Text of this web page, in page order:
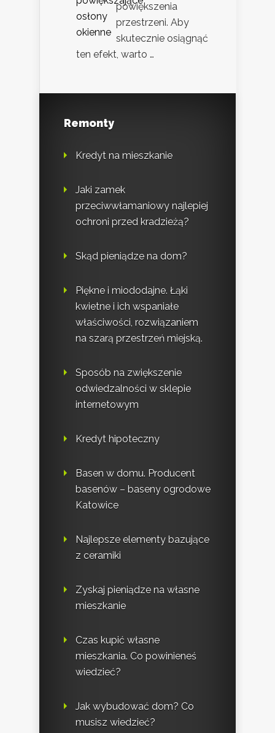
powiększenia
przestrzeni. Aby
skutecznie osiągnąć
ten efekt, warto …
Remonty
Kredyt na mieszkanie
Jaki zamek
przeciwwłamaniowy najlepiej
ochroni przed kradzieżą?
Skąd pieniądze na dom?
Piękne i miododajne. Łąki
kwietne i ich wspaniałe
właściwości, rozwiązaniem
na szarą przestrzeń miejską.
Sposób na zwiększenie
odwiedzalności w sklepie
internetowym
Kredyt hipoteczny
Basen w domu. Producent
basenów – baseny ogrodowe
Katowice
Najlepsze elementy bazujące
z ceramiki
Zyskaj pieniądze na własne
mieszkanie
Czas kupić własne
mieszkania. Co powinieneś
wiedzieć?
Jak wybudować dom? Co
musisz wiedzieć?